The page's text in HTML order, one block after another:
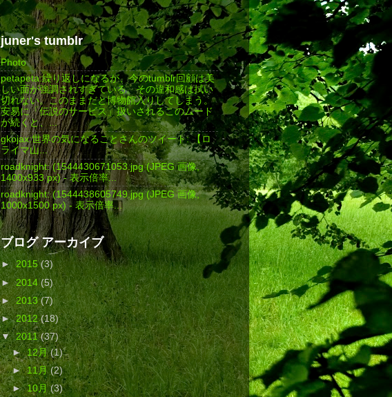
juner's tumblr
Photo
petapeta:繰り返しになるが、今のtumblr回顧は美
しい面が強調されすぎている。その違和感は拭い
切れない。このままだと博物館入りしてしまう。
安易に「伝説のサービス」扱いされるこのムード
が続くと、...
gkojax:世界の気になることさんのツイート: 【ロ
ライマ山...
roadknight: (1544430671053.jpg (JPEG 画像,
1400x933 px) - 表示倍率...
roadknight: (1544438605749.jpg (JPEG 画像,
1000x1500 px) - 表示倍率...
ブログ アーカイブ
►2015(3)
►2014(5)
►2013(7)
►2012(18)
▼2011(37)
►12月(1)
►11月 (2)
►10月(3)